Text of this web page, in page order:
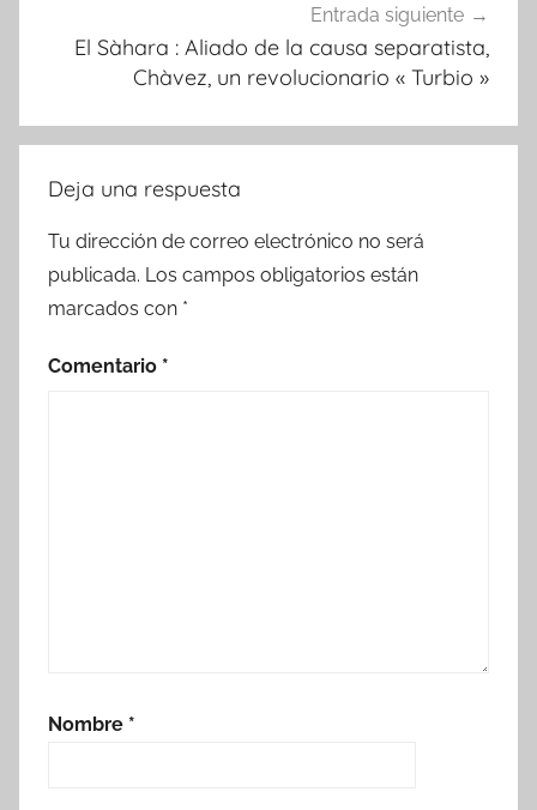
Entrada siguiente
El Sàhara : Aliado de la causa separatista,
Chàvez, un revolucionario « Turbio »
Deja una respuesta
Tu dirección de correo electrónico no será
publicada. Los campos obligatorios están
marcados con *
Comentario *
Nombre *